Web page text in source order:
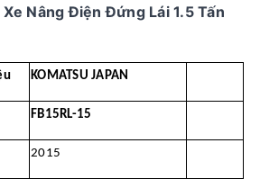
Nâng Điện Đứng Lái 1.5 Tấn
KOMATSU JAPAN
FB15RL-15
2015